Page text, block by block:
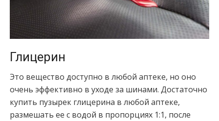
Глицерин
Это вещество доступно в любой аптеке, но оно
очень эффективно в уходе за шинами. Достаточно
купить пузырек глицерина в любой аптеке,
размешать ее с водой в пропорциях 1:1, после